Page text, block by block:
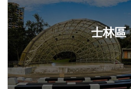
士林區